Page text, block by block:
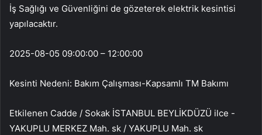
İş Sağlığı ve Güvenliğini de gözeterek elektrik kesintisi
yapılacaktır.
2025-08-05 09:00:00 – 12:00:00
Kesinti Nedeni: Bakım Çalışması-Kapsamlı TM Bakımı
Etkilenen Cadde / Sokak İSTANBUL BEYLİKDÜZÜ ilce -
YAKUPLU MERKEZ Mah. sk / YAKUPLU Mah. sk